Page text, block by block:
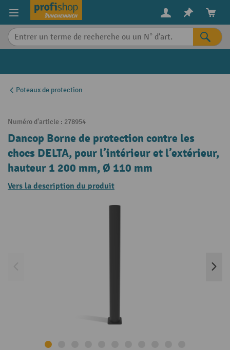
content
Poteaux de protection
Numéro d'article : 278954
Dancop Borne de protection contre les
chocs DELTA, pour l’intérieur et l’extérieur,
hauteur 1 200 mm, Ø 110 mm
Vers la description du produit